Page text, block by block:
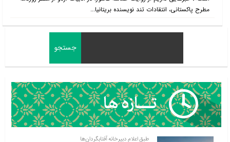
مطرح پاکستانی، انتقادات تند نویسنده بریتانیا...
طبق اعلام دبیرخانه آفتابگردان‌ها